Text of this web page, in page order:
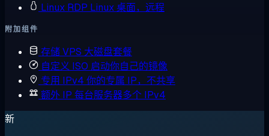
Linux RDP Linux 桌面，远程
附加组件
存储 VPS 大磁盘套餐
自定义 ISO 启动你自己的镜像
专用 IPv4 你的专属 IP，不共享
额外 IP 每台服务器多个 IPv4
新